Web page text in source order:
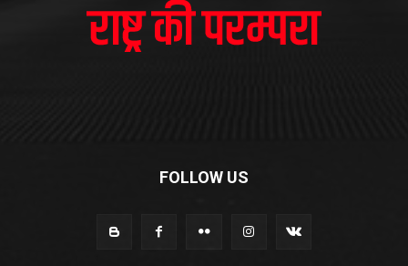
FOLLOW US